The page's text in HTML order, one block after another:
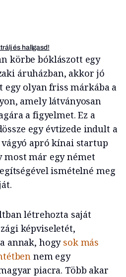
és hallgasd!
körbe bóklászott egy
áruházban, akkor jó
egy olyan friss márkába a
amely látványosan
a figyelmet. Ez a
egy évtizede indult a
apró kínai startup
most már egy német
ismételné meg
létrehozta saját
képviseletét,
annak, hogy sok más
nem egy
piacra. Több akar